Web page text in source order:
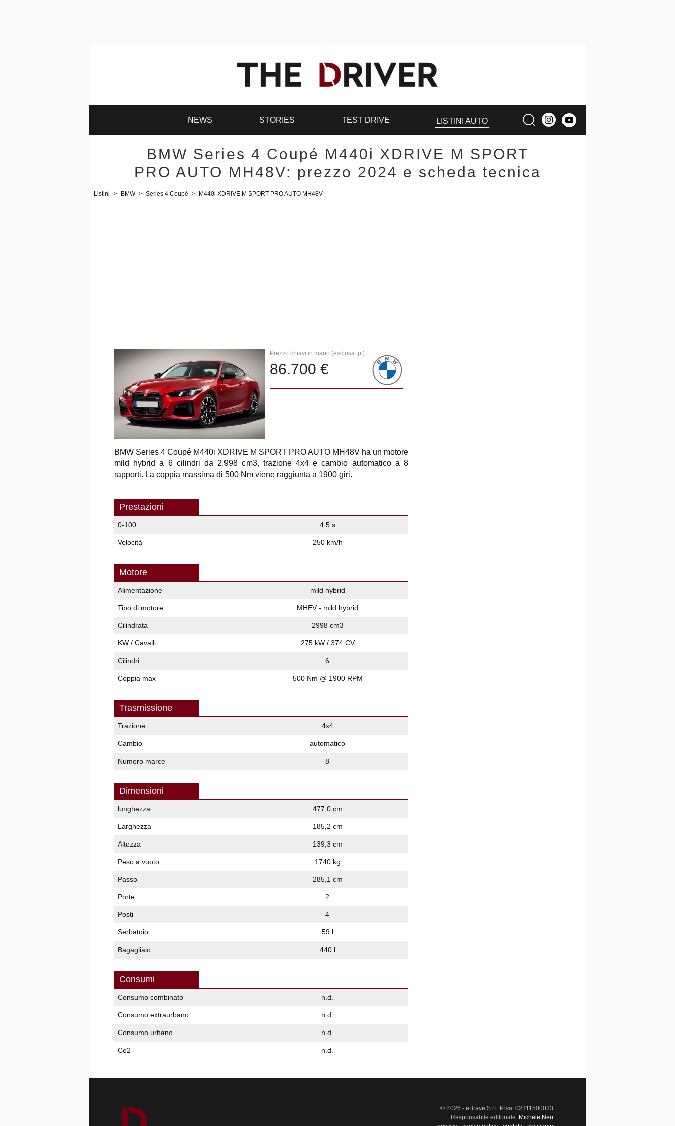
NEWS STORIES TEST DRIVE LISTINI AUTO
BMW Series 4 Coupé M440i XDRIVE M SPORT
PRO AUTO MH48V: prezzo 2024 e scheda tecnica
Listini > BMW > Series 4 Coupé > M440i XDRIVE M SPORT PRO AUTO MH48V
Prezzo chiavi in mano (esclusa ipt):
86.700 €
BMW Series 4 Coupé M440i XDRIVE M SPORT PRO AUTO MH48V ha un motore
mild hybrid a 6 cilindri da 2.998 cm3, trazione 4x4 e cambio automatico a 8
rapporti. La coppia massima di 500 Nm viene raggiunta a 1900 giri.
Prestazioni
0-100 4.5 s
Velocità 250 km/h
Motore
Alimentazione mild hybrid
Tipo di motore MHEV - mild hybrid
Cilindrata 2998 cm3
KW / Cavalli 275 kW / 374 CV
Cilindri 6
Coppia max 500 Nm @ 1900 RPM
Trasmissione
Trazione 4x4
Cambio automatico
Numero marce 8
Dimensioni
lunghezza 477,0 cm
Larghezza 185,2 cm
Altezza 139,3 cm
Peso a vuoto 1740 kg
Passo 285,1 cm
Porte 2
Posti 4
Serbatoio 59 l
Bagagliaio 440 l
Consumi
Consumo combinato n.d.
Consumo extraurbano n.d.
Consumo urbano n.d.
Co2 n.d.
© 2026 - eBrave S.r.l. P.iva: 02311500033
Responsabile editoriale: Michele Neri